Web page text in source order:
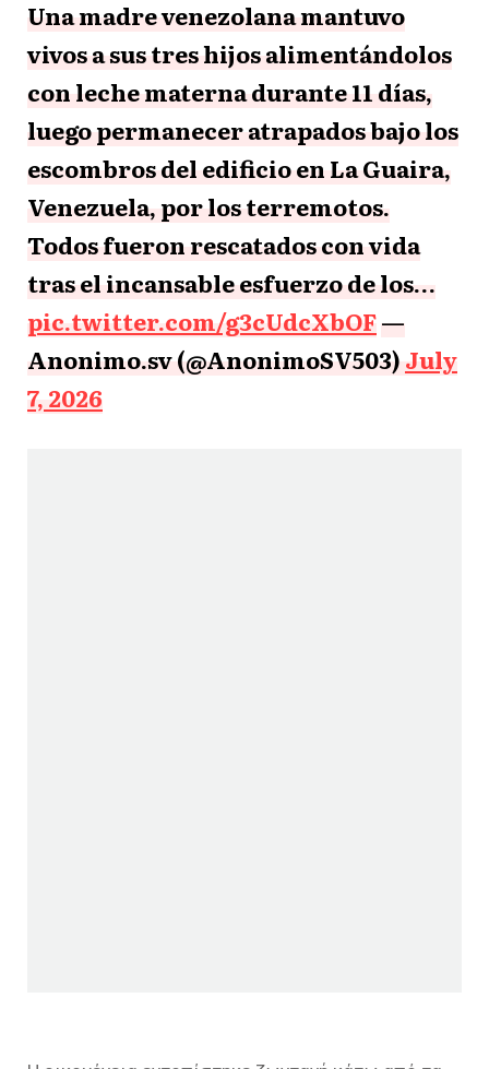
Una madre venezolana mantuvo
vivos a sus tres hijos alimentándolos
con leche materna durante 11 días,
luego permanecer atrapados bajo los
escombros del edificio en La Guaira,
Venezuela, por los terremotos.
Todos fueron rescatados con vida
tras el incansable esfuerzo de los…
pic.twitter.com/g3cUdcXbOF—
Anonimo.sv (@AnonimoSV503)July
7, 2026